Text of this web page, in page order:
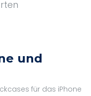
und
für das iPhone